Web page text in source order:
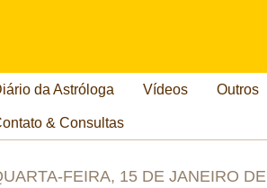
da Astróloga Vídeos Outros
& Consultas
FEIRA, 15 DE JANEIRO